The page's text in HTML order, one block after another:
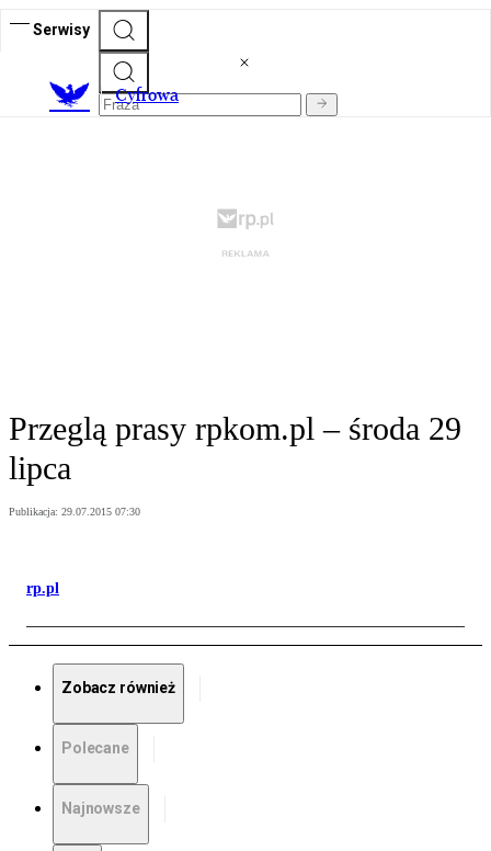
Serwisy
Cyfrowa
Przeglą prasy rpkom.pl – środa 29
lipca
Publikacja: 29.07.2015 07:30
rp.pl
Zobacz również
Polecane
Najnowsze